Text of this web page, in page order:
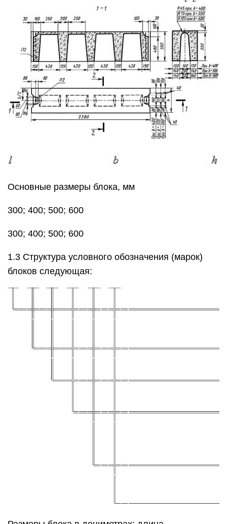
Основные размеры блока, мм
300; 400; 500; 600
300; 400; 500; 600
1.3 Структура условного обозначения (марок)
блоков следующая: